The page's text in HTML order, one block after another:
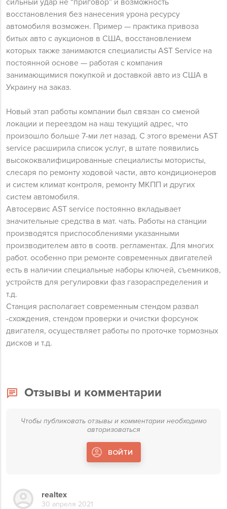
сильный удар не “приговор” и возможность
восстановления без нанесения урона ресурсу
автомобиля возможен. Пример — практика привоза
битых авто с аукционов в США, восстановлением
которых также занимаются специалисты AST Service на
постоянной основе — работая с компания
занимающимися покупкой и доставкой авто из США в
Украину на заказ.
Новый этап работы компании был связан со сменой
локации и переездом на наш текущий адрес, что
произошло больше 7-ми лет назад. С этого времени AST
service расширила список услуг, в штате появились
высококвалифицированные специалисты мотористы,
слесаря по ремонту ходовой части, авто кондиционеров
и систем климат контроля, ремонту МКПП и других
систем автомобиля.
Автосервис AST service постоянно вкладывает
значительные средства в мат. чать. Работы на станции
производятся приспособлениями указанными
производителем авто в соотв. регламентах. Для многих
работ. особенно при ремонте современных двигателей
есть в наличии специальные наборы ключей, съемников,
устройств для регулировки фаз газораспределения и
т.д.
Станция располагает современным стендом развал
-схождения, стендом проверки и очистки форсунок
двигателя, осуществляет работы по проточке тормозных
дисков и т.д.
Отзывы и комментарии
Чтобы публиковать отзывы и комментарии необходимо
авторизоваться
ВОЙТИ
realtex
30 апреля 2021